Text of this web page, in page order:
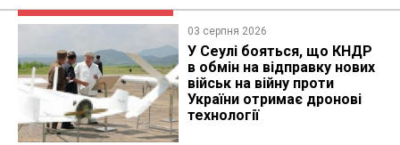
03 серпня 2026
У Сеулі бояться, що КНДР
в обмін на відправку нових
військ на війну проти
України отримає дронові
технології